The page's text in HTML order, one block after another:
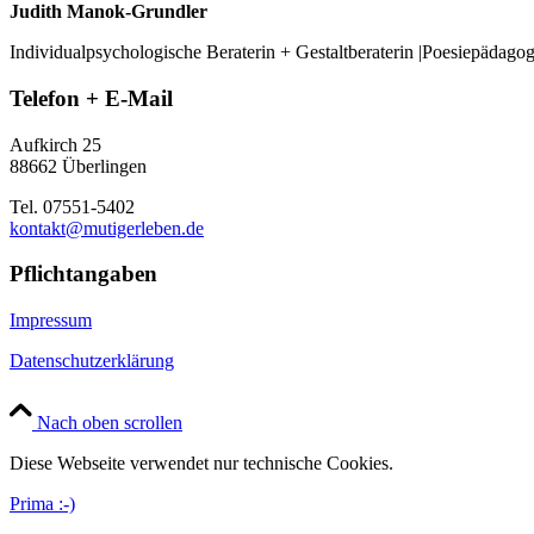
Judith Manok-Grundler
Individualpsychologische Beraterin + Gestaltberaterin
Telefon + E-Mail
Aufkirch 25
88662 Überlingen
Tel. 07551-5402
kontakt@mutigerleben.de
Pflichtangaben
Impressum
Datenschutzerklärung
Nach oben scrollen
Diese Webseite verwendet nur technische Cookies.
Prima :-)